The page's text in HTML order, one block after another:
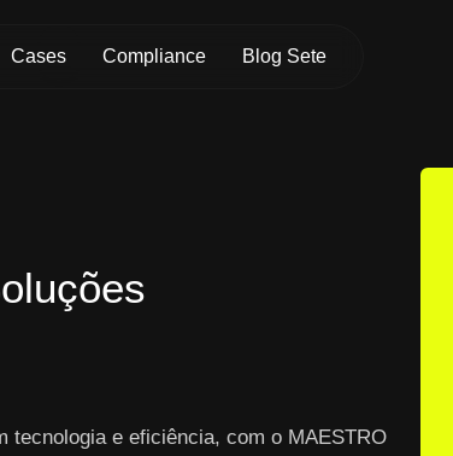
Cases Compliance Blog Sete
tecnologia e eficiência, com o MAESTRO